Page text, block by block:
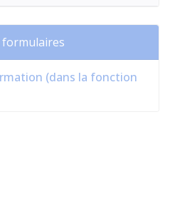
formulaires
(dans la fonction